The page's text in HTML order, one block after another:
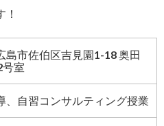
島市佐伯区吉見園1-18 奥田
号室
、自習コンサルティング授業